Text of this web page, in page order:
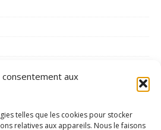
aux
telles que les cookies pour stocker
relatives aux appareils. Nous le faisons